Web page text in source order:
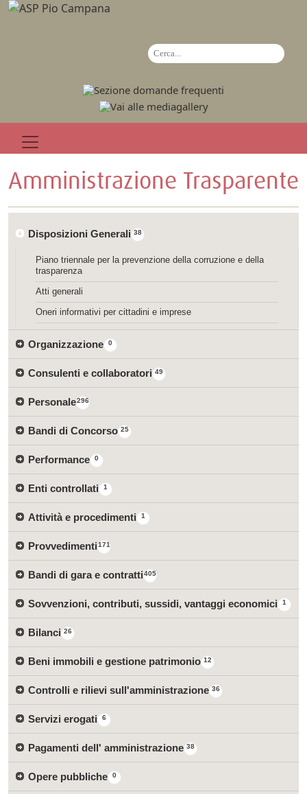
Amministrazione Trasparente
38
Disposizioni Generali
Piano triennale per la prevenzione della corruzione e della
trasparenza
Atti generali
Oneri informativi per cittadini e imprese
0
Organizzazione
49
Consulenti e collaboratori
296
Personale
25
Bandi di Concorso
0
Performance
1
Enti controllati
1
Attività e procedimenti
171
Provvedimenti
405
Bandi di gara e contratti
1
Sovvenzioni, contributi, sussidi, vantaggi economici
26
Bilanci
12
Beni immobili e gestione patrimonio
36
Controlli e rilievi sull'amministrazione
6
Servizi erogati
38
Pagamenti dell' amministrazione
0
Opere pubbliche